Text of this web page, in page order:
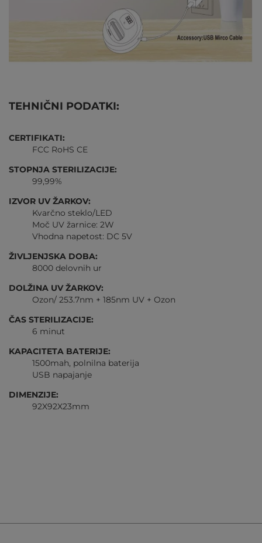
TEHNIČNI PODATKI:
CERTIFIKATI:
FCC RoHS CE
STOPNJA STERILIZACIJE:
99,99%
IZVOR UV ŽARKOV:
Kvarčno steklo/LED
Moč UV žarnice: 2W
Vhodna napetost: DC 5V
ŽIVLJENJSKA DOBA:
8000 delovnih ur
DOLŽINA UV ŽARKOV:
Ozon/ 253.7nm + 185nm UV + Ozon
ČAS STERILIZACIJE:
6 minut
KAPACITETA BATERIJE:
1500mah, polnilna baterija
USB napajanje
DIMENZIJE:
92X92X23mm